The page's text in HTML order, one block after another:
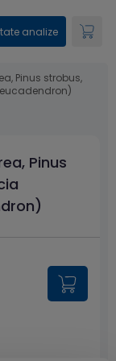
analize
Pinus strobus,
Pinus